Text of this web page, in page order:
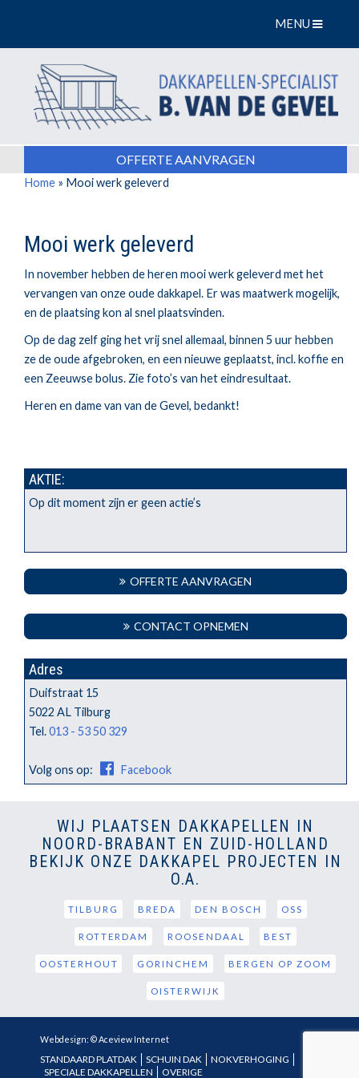
MENU
OFFERTE AANVRAGEN
Home » Mooi werk geleverd
Mooi werk geleverd
In november hebben de heren mooi werk geleverd met het
vervangen van onze oude dakkapel. Er was maatwerk mogelijk,
en de plaatsing kon al snel plaatsvinden.
Op de dag zelf ging het vrij snel allemaal, binnen 5 uur hebben
ze de oude afgebroken, en een nieuwe geplaatst, incl. koffie en
een Zeeuwse bolus. Zie foto’s van het eindresultaat.
Heren en dame van van de Gevel, bedankt!
AKTIE:
Op dit moment zijn er geen actie’s
OFFERTE AANVRAGEN
CONTACT OPNEMEN
Adres
Duifstraat 15
5022 AL Tilburg
Tel.013 - 53 50 329
Volg ons op: Facebook
WIJ PLAATSEN DAKKAPELLEN IN
NOORD-BRABANT EN ZUID-HOLLAND
BEKIJK ONZE DAKKAPEL PROJECTEN IN
O.A.
TILBURG BREDA DEN BOSCH OSS
ROTTERDAM ROOSENDAAL BEST
OOSTERHOUT GORINCHEM BERGEN OP ZOOM
OISTERWIJK
Webdesign: © Aceview Internet
STANDAARD PLATDAK SCHUIN DAK
NOKVERHOGING
SPECIALE DAKKAPELLEN
OVERIGE